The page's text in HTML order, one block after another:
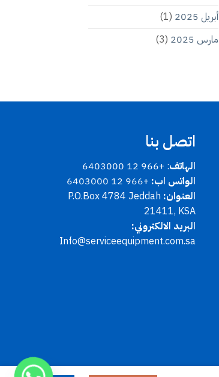
أبريل 2025
(1)
مارس 2025
(3)
اتصل بنا
الهاتف: +966 12 6403000
الواتس اب: +966 12 6403000
العنوان: P.O.Box 4784 Jeddah
21411, KSA
البريد الالكتروني:
Info@serviceequipment.com.sa